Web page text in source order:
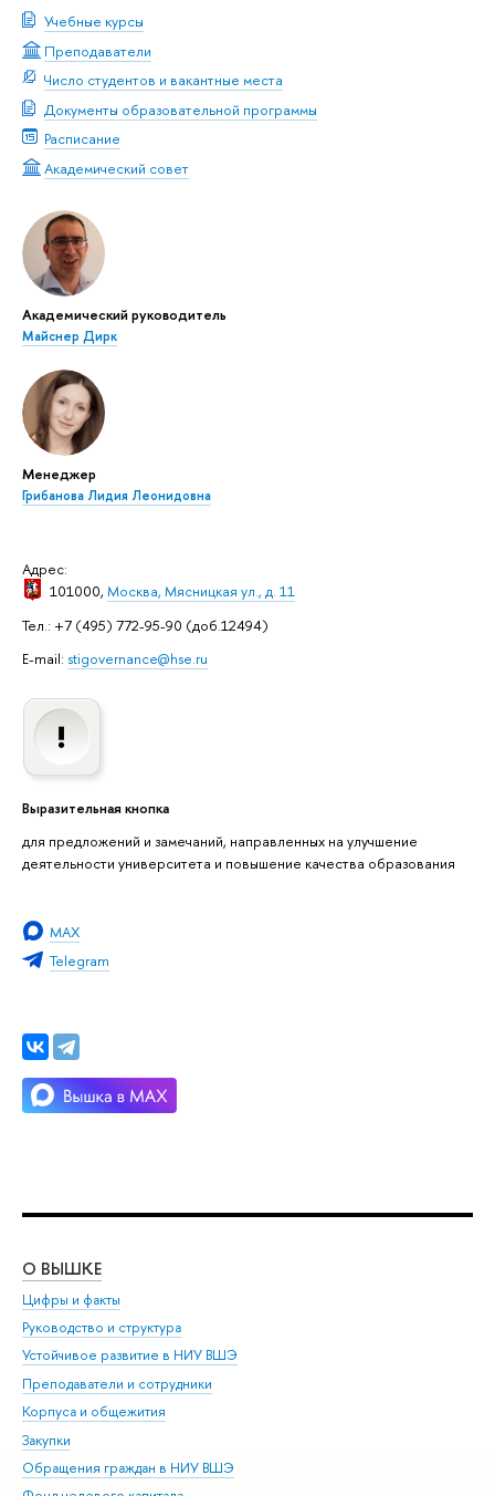
Учебные курсы
Преподаватели
Число студентов и вакантные места
Документы образовательной программы
Расписание
Академический совет
Академический руководитель
Майснер Дирк
Менеджер
Грибанова Лидия Леонидовна
Адрес:
101000, Москва, Мясницкая ул., д. 11
Тел.: +7 (495) 772-95-90 (доб.12494)
E-mail: stigovernance@hse.ru
Выразительная кнопка
для предложений и замечаний, направленных на улучшение
деятельности университета и повышение качества образования
MAX
Telegram
О ВЫШКЕ
Цифры и факты
Руководство и структура
Устойчивое развитие в НИУ ВШЭ
Преподаватели и сотрудники
Корпуса и общежития
Закупки
Обращения граждан в НИУ ВШЭ